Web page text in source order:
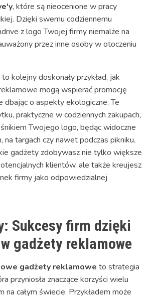
, które są nieocenione w pracy
Dzięki swemu codziennemu
z logo Twojej firmy niemalże na
przez inne osoby w otoczeniu
kolejny doskonały przykład, jak
mogą wspierać promocję
dbając o aspekty ekologiczne. Te
praktyczne w codziennych zakupach,
Twojego logo, będąc widoczne
na targach czy nawet podczas pikniku.
gadżety zdobywasz nie tylko większe
klientów, ale także kreujesz
firmy jako odpowiedzialnej
Sukcesy firm dzięki
gadżety reklamowe
gadżety reklamowe to strategia
przyniosła znaczące korzyści wielu
całym świecie. Przykładem może